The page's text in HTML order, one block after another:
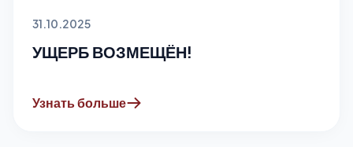
31.10.2025
УЩЕРБ ВОЗМЕЩЁН!
Узнать больше